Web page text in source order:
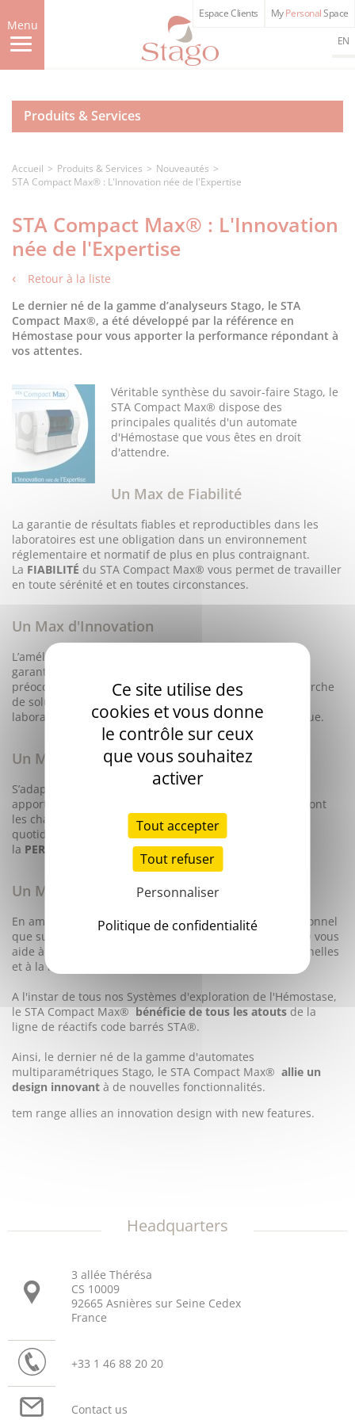
au
contenu
principal
Menu
Espace Clients MyPersonalSpace
EN
Produits & Services
Accueil Produits & Services
Nouveautés
STA Compact Max® : L'Innovation née de l'Expertise
STA Compact Max® : L'Innovation
née de l'Expertise
Retour à la liste
Le dernier né de la gamme d’analyseurs Stago, le STA
Compact Max®, a été développé par la référence en
Hémostase pour vous apporter la performance répondant à
vos attentes.
Véritable synthèse du savoir-faire Stago, le
STA Compact Max® dispose des
principales qualités d'un automate
d'Hémostase que vous êtes en droit
d'attendre.
Un Max de Fiabilité
La garantie de résultats fiables et reproductibles dans les
laboratoires est une obligation dans un environnement
réglementaire et normatif de plus en plus contraignant.
La FIABILITÉ du STA Compact Max® vous permet de travailler
en toute sérénité et en toutes circonstances.
Un Max d'Innovation
L’amélioration de la productivité du laboratoire tout en
garantissant la sécurité du rendu de résultat est notre
préoccupation permanente. Stago investit dans la recherche
de solutions toujours plus
laboratoires à satisfaire ce besoin d’amélioration continue.
Un Max de Performance
S’adapter à un environnement en constante évolution,
apporter des réponses justes et rapides aux cliniciens sont
les challenges que le laboratoire doit relever
quotidiennement. Le STA Compact Max® vous apporte
la PERFORMANCE qui répond à vos attentes.
Un Max d'Efficacité
En améliorant votreEFFICACITÉtant sur le plan opérationnel
que sur la réduction des déchets, le STA Compact Max® vous
aide à faire face aux contraintes économiques, fonctionnelles
et à la nécessaire polyvalence du personnel.
A l'instar de tous nos Systèmes d'exploration de l'Hémostase,
le STA Compact Max®bénéficie de tous les atoutsde la
ligne de réactifs code barrés STA®.
Ainsi, le dernier né de la gamme d'automates
multiparamétriques Stago, le STA Compact Max® allie un
design innovant à de nouvelles fonctionnalités.
tem range allies an innovation design with new features.
Headquarters
3 allée Thérésa
CS 10009
92665 Asnières sur Seine Cedex
France
+33 1 46 88 20 20
Contact us
Ce site utilise des
cookies et vous donne
le contrôle sur ceux
que vous souhaitez
activer
Tout accepter
Tout refuser
Personnaliser
Politique de confidentialité